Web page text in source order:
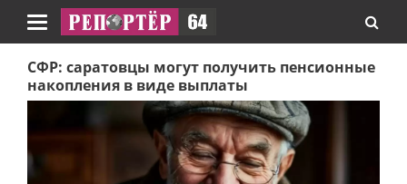
Навигация
СФР: саратовцы могут получить пенсионные
накопления в виде выплаты